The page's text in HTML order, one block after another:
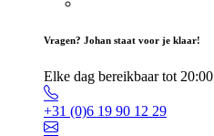
Vragen? Johan staat voor je klaar!
Elke dag bereikbaar tot 20:00
+31 (0)6 19 90 12 29